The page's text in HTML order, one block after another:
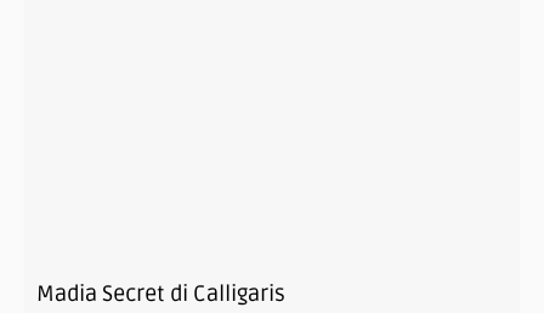
Madia Secret di Calligaris